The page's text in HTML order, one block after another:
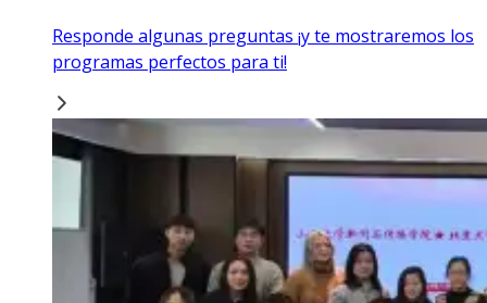
Responde algunas preguntas ¡y te mostraremos los
programas perfectos para ti!